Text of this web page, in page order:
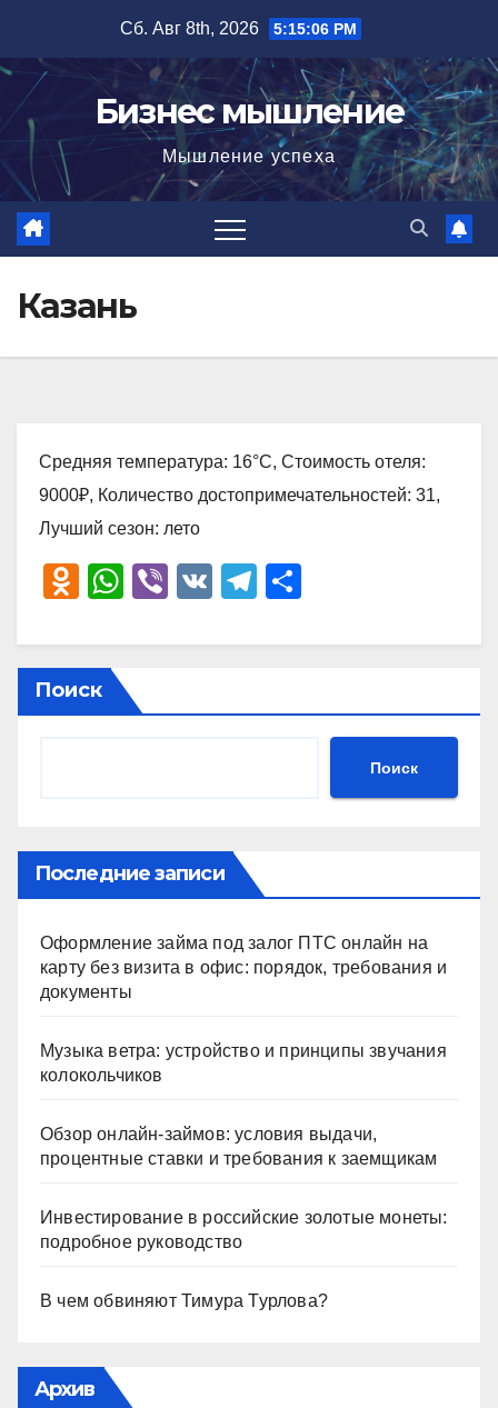
содержимому
Сб. Авг 8th, 2026 5:15:07 PM
Бизнес мышление
Мышление успеха
Казань
Средняя температура: 16°C, Стоимость отеля:
9000₽, Количество достопримечательностей: 31,
Лучший сезон: лето
O
n
o
kl
ki
W
at
s
A
Vi
er
V
T
e
a
р
в
ть
Поиск
Поиск
Последние записи
Оформление займа под залог ПТС онлайн на
карту без визита в офис: порядок, требования и
документы
Музыка ветра: устройство и принципы звучания
колокольчиков
Обзор онлайн-займов: условия выдачи,
процентные ставки и требования к заемщикам
Инвестирование в российские золотые монеты:
подробное руководство
В чем обвиняют Тимура Турлова?
Архив